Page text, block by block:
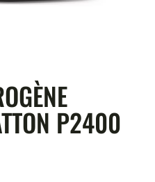
P2400